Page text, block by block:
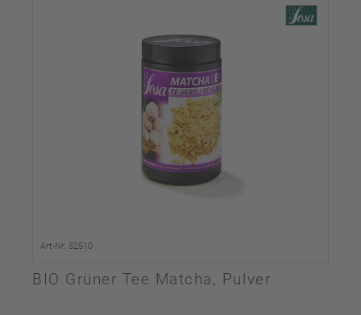
Art-Nr. 52510
BIO Grüner Tee Matcha, Pulver